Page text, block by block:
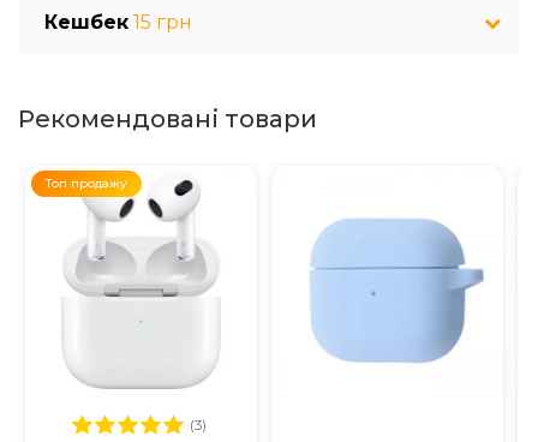
Кешбек 15 грн
Рекомендовані товари
Топ продажу
(3)